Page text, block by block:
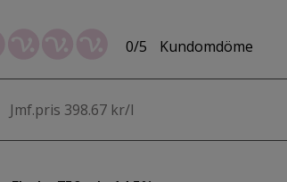
0/5 Kundomdöme
Jmf.pris 398.67 kr/l